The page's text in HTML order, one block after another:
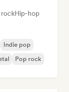
rockHip-hop
Indie pop
Pop rock